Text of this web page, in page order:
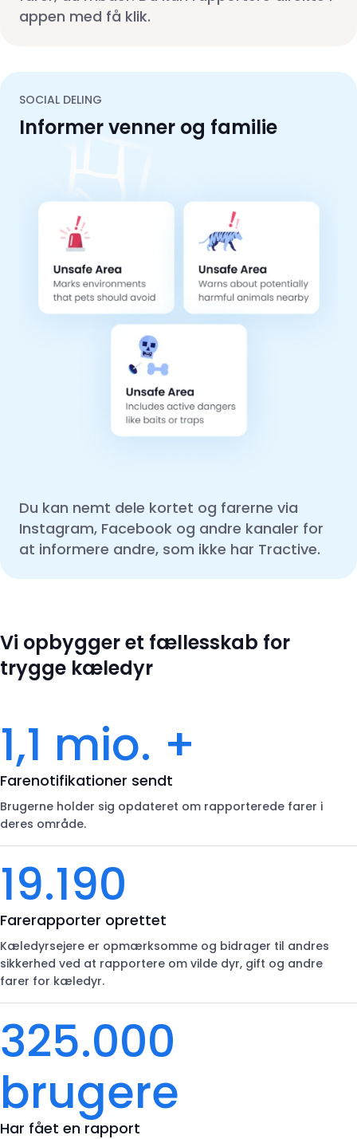
appen med få klik.
SOCIAL DELING
Informer venner og familie
Du kan nemt dele kortet og farerne via
Instagram, Facebook og andre kanaler for
at informere andre, som ikke har Tractive.
Vi opbygger et fællesskab for
trygge kæledyr
1,1 mio. +
Farenotifikationer sendt
Brugerne holder sig opdateret om rapporterede farer i
deres område.
19.190
Farerapporter oprettet
Kæledyrsejere er opmærksomme og bidrager til andres
sikkerhed ved at rapportere om vilde dyr, gift og andre
farer for kæledyr.
325.000
brugere
Har fået en rapport